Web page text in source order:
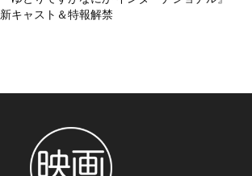
新キャスト＆特報解禁